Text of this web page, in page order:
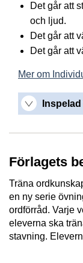
Det går att
och ljud.
Det går att
Det går att
Mer om
Förlagets
Träna
en ny serie
ordförråd. Varje
eleverna ska
stavning.